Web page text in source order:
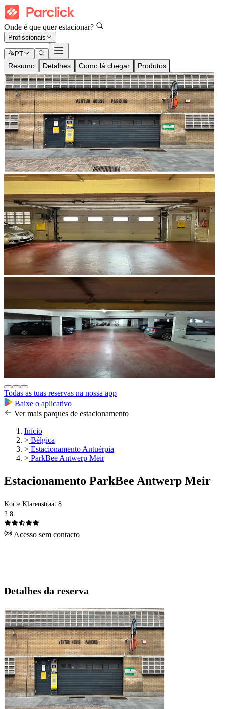
Onde é que quer estacionar?
Profissionais
PT
Resumo Detalhes Como lá chegar Produtos
Todas as tuas reservas na nossa app
Baixe o aplicativo
Ver mais parques de estacionamento
Início
> Bélgica
> Estacionamento Antuérpia
> ParkBee Antwerp Meir
Estacionamento ParkBee Antwerp Meir
Korte Klarenstraat 8
2.8
Acesso sem contacto
Detalhes da reserva